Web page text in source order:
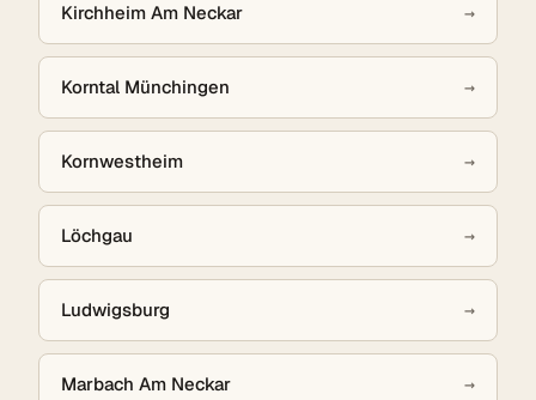
Kirchheim Am Neckar →
Korntal Münchingen →
Kornwestheim →
Löchgau →
Ludwigsburg →
Marbach Am Neckar →